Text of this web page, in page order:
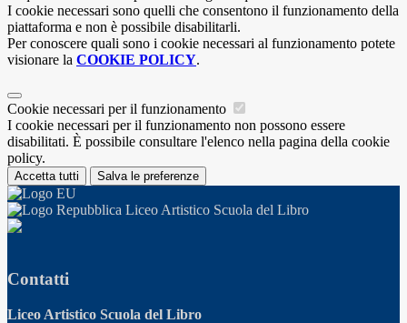
I cookie necessari sono quelli che consentono il funzionamento della
piattaforma e non è possibile disabilitarli.
Per conoscere quali sono i cookie necessari al funzionamento potete
visionare la COOKIE POLICY.
Cookie necessari per il funzionamento
I cookie necessari per il funzionamento non possono essere
disabilitati. È possibile consultare l'elenco nella pagina della cookie
policy.
Accetta tutti Salva le preferenze
Liceo Artistico Scuola del Libro
Contatti
Liceo Artistico Scuola del Libro